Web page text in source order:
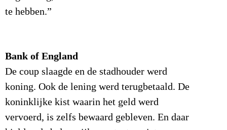
te hebben.”
Bank of England
De coup slaagde en de stadhouder werd
koning. Ook de lening werd terugbetaald. De
koninklijke kist waarin het geld werd
vervoerd, is zelfs bewaard gebleven. En daar